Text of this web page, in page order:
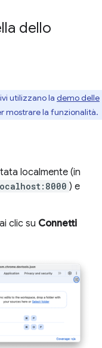
dello
utilizzano la demo delle
mostrare la funzionalità.
localmente (in
) e
clic su Connetti